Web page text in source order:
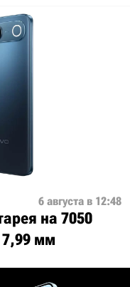
6 августа в 12:48
на 7050
7,99 мм